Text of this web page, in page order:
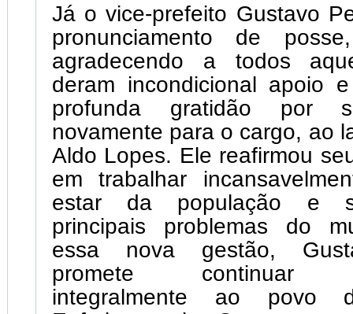
Já o vice-prefeito Gustavo
pronunciamento de
agradecendo a todos
deram incondicional apoio
profunda gratidão por
novamente para o cargo, ao
Aldo Lopes. Ele reafirmou
em trabalhar
estar da população e
principais problemas do
essa nova gestão,
promete continuar
integralmente ao povo